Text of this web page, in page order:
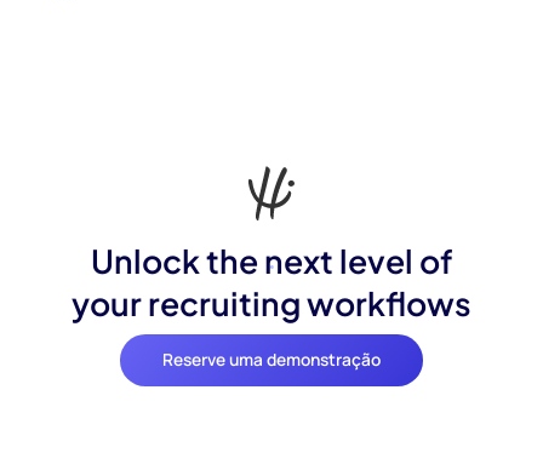
Unlock the next level of
your recruiting workflows
Reserve uma demonstração